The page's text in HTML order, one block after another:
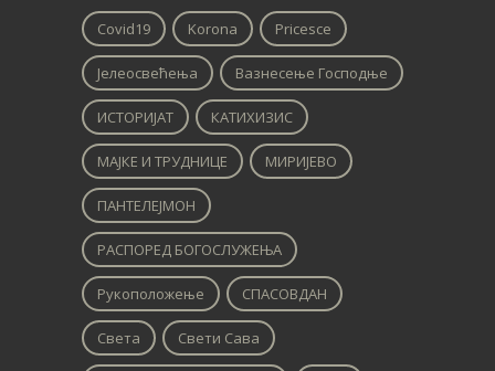
Covid19 Korona Pricesce
Јелеосвећења Вазнесење Господње
ИСТОРИЈАТ КАТИХИЗИС
МАЈКЕ И ТРУДНИЦЕ МИРИЈЕВО
ПАНТЕЛЕЈМОН
РАСПОРЕД БОГОСЛУЖЕЊА
Рукоположење СПАСОВДАН
Света Свети Сава